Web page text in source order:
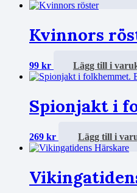
Kvinnors
99 kr Lägg till i
Spionjakt i
269 kr Lägg till i